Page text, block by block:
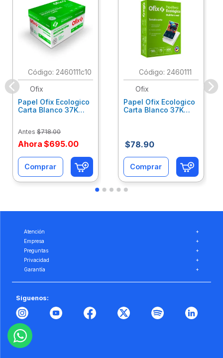
: 2460111c10
Ofix
Papel Ofix Ecologico
Carta Blanco 37K
Antes $718.00
Ahora $695.00
Comprar
: 2460111
Ofix
Papel Ofix Ecologico
Carta Blanco 37K
$78.90
Comprar
Atención
+
Empresa
+
Preguntas
+
Privacidad
+
Garantía
+
Síguenos: